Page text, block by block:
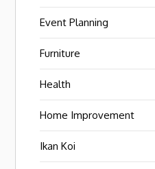
Event Planning
Furniture
Health
Home Improvement
Ikan Koi